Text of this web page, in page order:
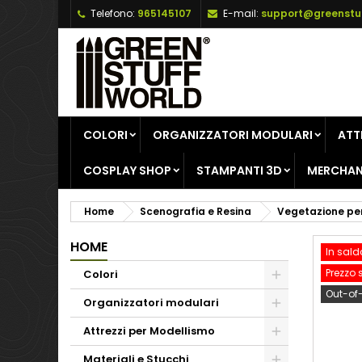
Telefono: 965145107 E-mail:
COLORI ORGANIZZATORI MODULARI
COSPLAY SHOP STAMPANTI 3D
Home Scenografia e Resina Vegetazione
HOME
Colori
Organizzatori modulari
Attrezzi per Modellismo
In
Out-